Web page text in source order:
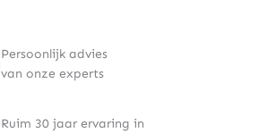
Persoonlijk advies
van onze experts
Ruim 30 jaar ervaring in